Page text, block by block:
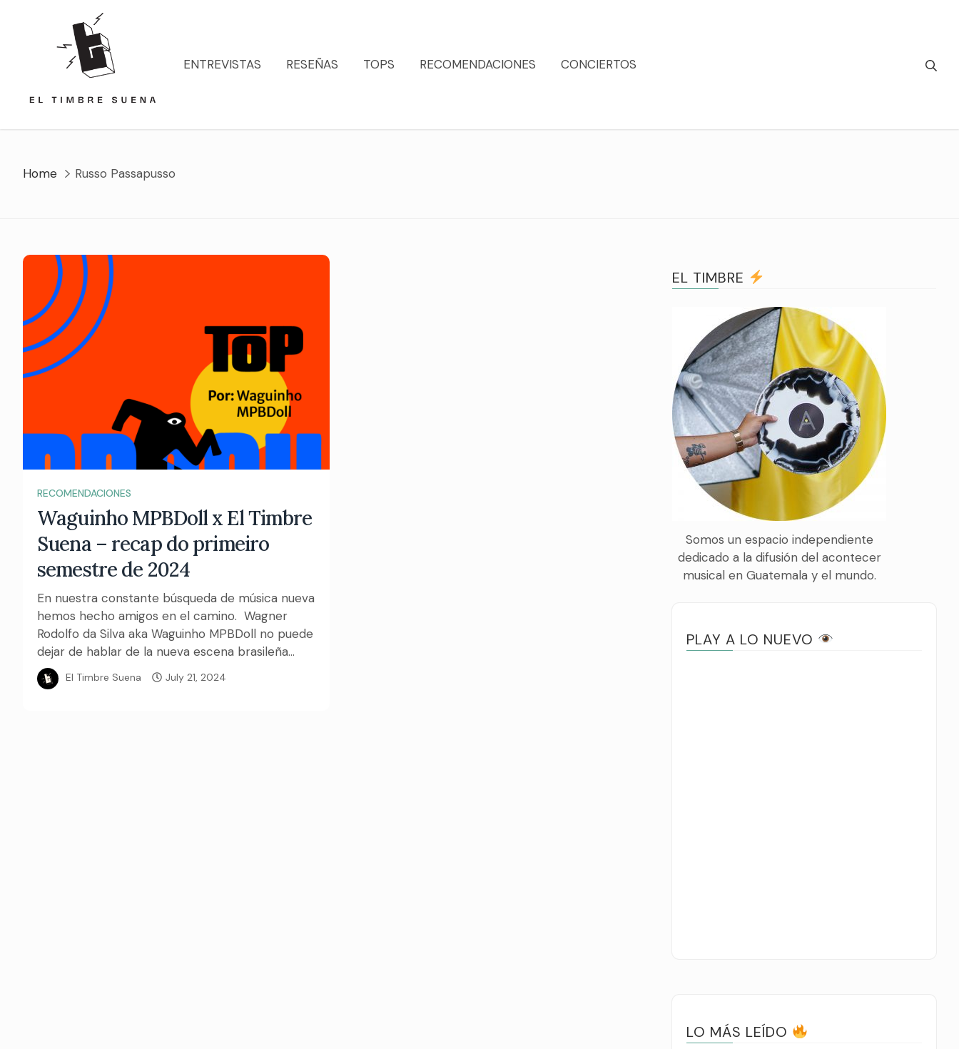
ENTREVISTAS
RESEÑAS TOPS RECOMENDACIONES CONCIERTOS
Home Russo Passapusso
RECOMENDACIONES
Waguinho MPBDoll x El Timbre
Suena – recap do primeiro
semestre de 2024
En nuestra constante búsqueda de música nueva
hemos hecho amigos en el camino. Wagner
Rodolfo da Silva aka Waguinho MPBDoll no puede
dejar de hablar de la nueva escena brasileña...
El Timbre Suena July 21, 2024
EL TIMBRE
Somos un espacio independiente
dedicado a la difusión del acontecer
musical en Guatemala y el mundo.
PLAY A LO NUEVO
LO MÁS LEÍDO